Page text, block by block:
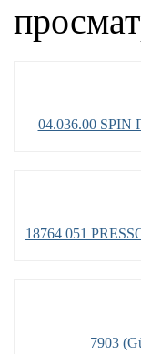
04.036.00 SPIN
18764 051
7903